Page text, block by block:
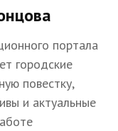
портала
городские
повестку,
и актуальные